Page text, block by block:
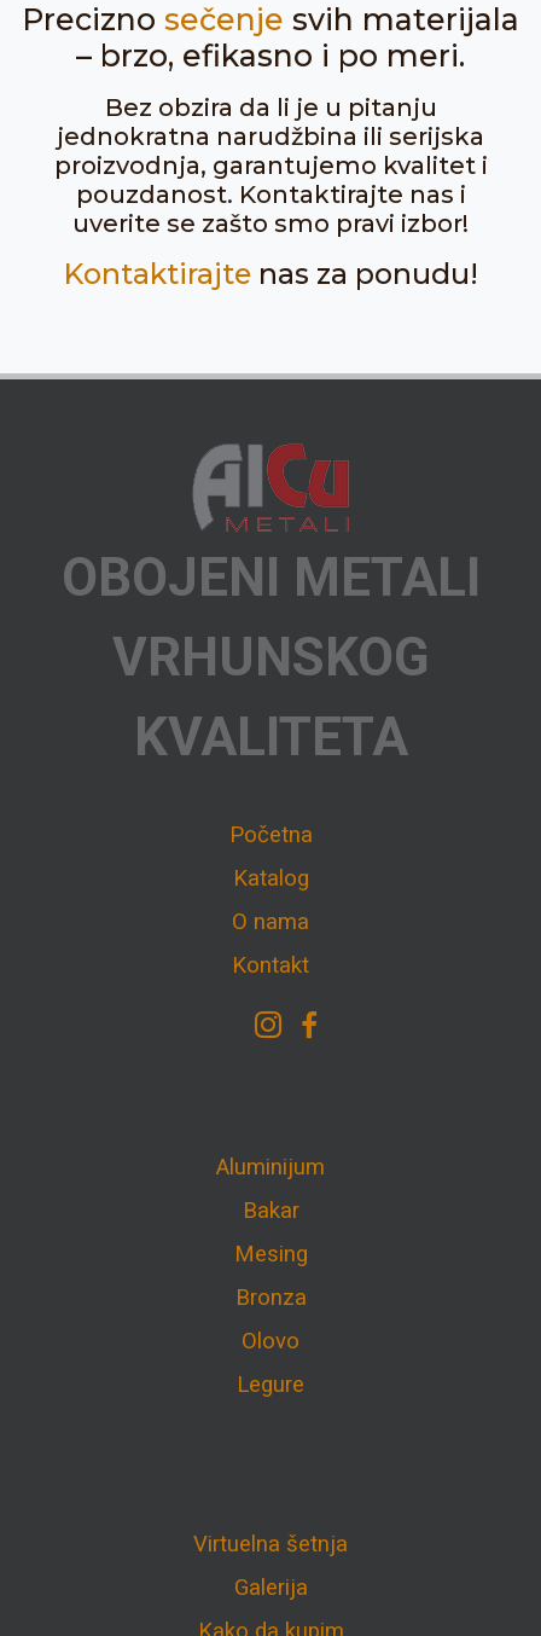
Precizno sečenje svih materijala
– brzo, efikasno i po meri.
Bez obzira da li je u pitanju
jednokratna narudžbina ili serijska
proizvodnja, garantujemo kvalitet i
pouzdanost. Kontaktirajte nas i
uverite se zašto smo pravi izbor!
Kontaktirajtenas za ponudu!
OBOJENI METALI
VRHUNSKOG
KVALITETA
Početna
Katalog
O nama
Kontakt
Aluminijum
Bakar
Mesing
Bronza
Olovo
Legure
Virtuelna šetnja
Galerija